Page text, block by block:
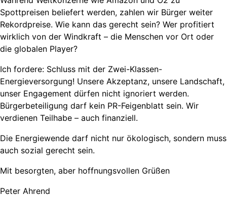
Spottpreisen beliefert werden, zahlen wir Bürger weiter
Rekordpreise. Wie kann das gerecht sein? Wer profitiert
wirklich von der Windkraft – die Menschen vor Ort oder
die globalen Player?
Ich fordere: Schluss mit der Zwei-Klassen-
Energieversorgung! Unsere Akzeptanz, unsere Landschaft,
unser Engagement dürfen nicht ignoriert werden.
Bürgerbeteiligung darf kein PR-Feigenblatt sein. Wir
verdienen Teilhabe – auch finanziell.
Die Energiewende darf nicht nur ökologisch, sondern muss
auch sozial gerecht sein.
Mit besorgten, aber hoffnungsvollen Grüßen
Peter Ahrend